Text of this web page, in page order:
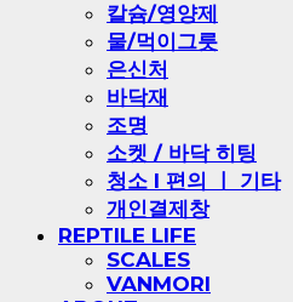
칼슘/영양제
물/먹이그릇
은신처
바닥재
조명
소켓 / 바닥 히팅
청소 l 편의 ㅣ 기타
개인결제창
REPTILE LIFE
SCALES
VANMORI